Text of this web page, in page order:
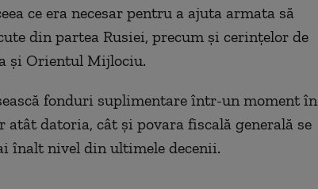
ce era necesar pentru a ajuta armata să
din partea Rusiei, precum şi cerinţelor de
şi Orientul Mijlociu.
fonduri suplimentare într-un moment în
atât datoria, cât şi povara fiscală generală se
înalt nivel din ultimele decenii.